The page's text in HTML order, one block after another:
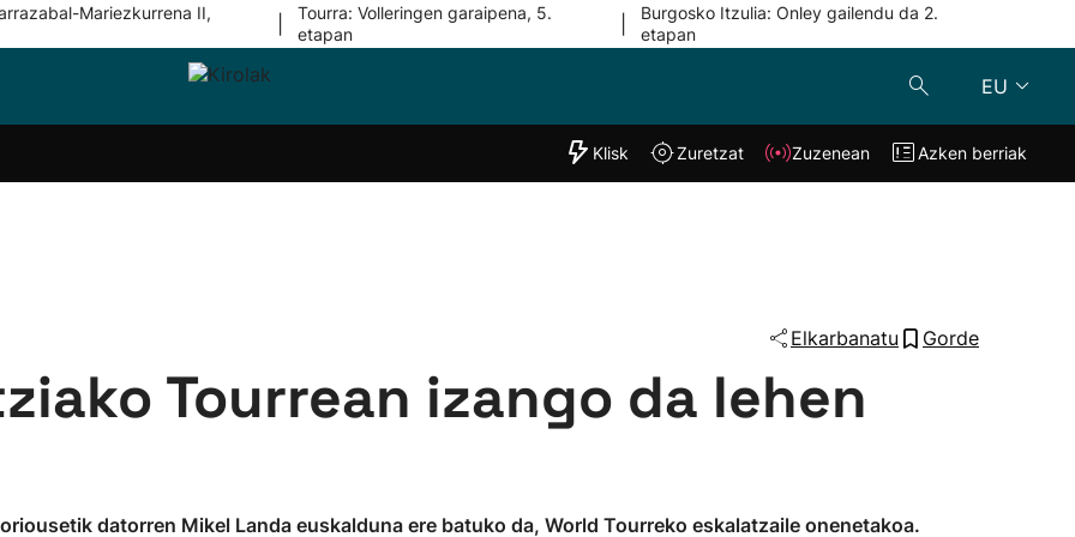
Mariezkurrena II,
Tourra: Volleringen garaipena, 5.
etapan
Burgosko Itzulia: Onley gailendu da 2.
etapan
EU
Taldeak
"Helmuga"
Klisk Zuzenean
Klisk Zuretzat Zuzenean Azken berriak
Elkarbanatu Gorde
Tourrean izango da lehen
datorren Mikel Landa euskalduna ere batuko da, World Tourreko eskalatzaile onenetakoa.